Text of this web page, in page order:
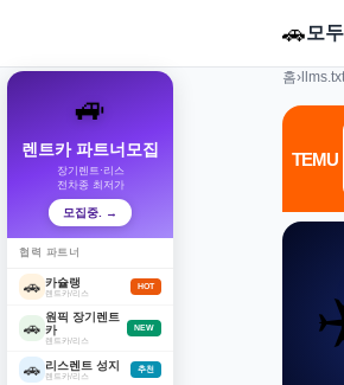
🚗모
홈› llms.txt
TEMU
🚙
렌트카 파트너모집
장기렌트·리스
전차종 최저가
모집중. →
협력 파트너
🚗 카슐랭
렌트카/리스
HOT
🚗
원픽 장기렌트
카
렌트카/리스
NEW
🚗 리스렌트 성지
렌트카/리스
추천